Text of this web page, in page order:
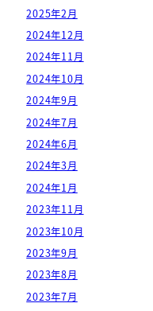
2025年2月
2024年12月
2024年11月
2024年10月
2024年9月
2024年7月
2024年6月
2024年3月
2024年1月
2023年11月
2023年10月
2023年9月
2023年8月
2023年7月